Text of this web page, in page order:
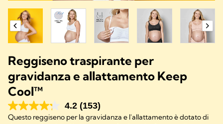
Reggiseno traspirante per
gravidanza e allattamento Keep
Cool™
4.2 (153)
Questo reggiseno per la gravidanza e l'allattamento è dotato di